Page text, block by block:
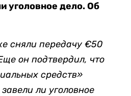
уголовное дело. Об
сняли передачу €50
он подтвердил, что
средств»
ли уголовное